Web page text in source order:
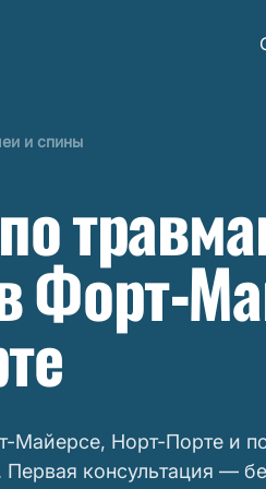
и спины
Форт-
Майерсе, Норт-Порте и
консультация —